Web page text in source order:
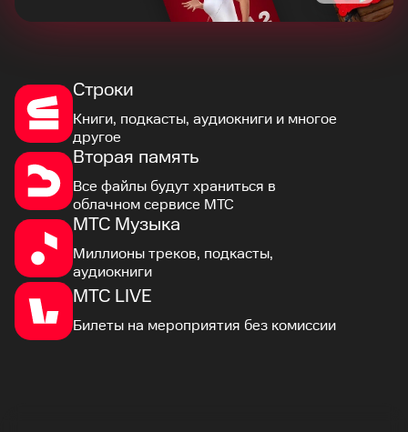
Строки
Книги, подкасты, аудиокниги и многое
другое
Вторая память
Все файлы будут храниться в
облачном сервисе МТС
МТС Музыка
Миллионы треков, подкасты,
аудиокниги
МТС LIVE
Билеты на мероприятия без комиссии